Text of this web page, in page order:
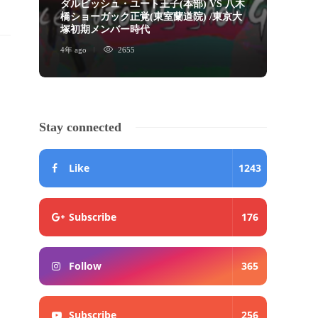
ダルビッシュ・ユート王子(本部) VS 八木
橋ショーガック正覚(東室蘭道院) /東京大
塚初期メンバー時代
4年 ago 2655
Stay connected
Like 1243
Subscribe 176
Follow 365
Subscribe 256